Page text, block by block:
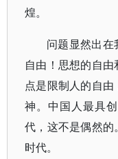
煌。
问题显然出
自由！思想的自
点是限制人的自
神。中国人最具
代，这不是偶然
时代。